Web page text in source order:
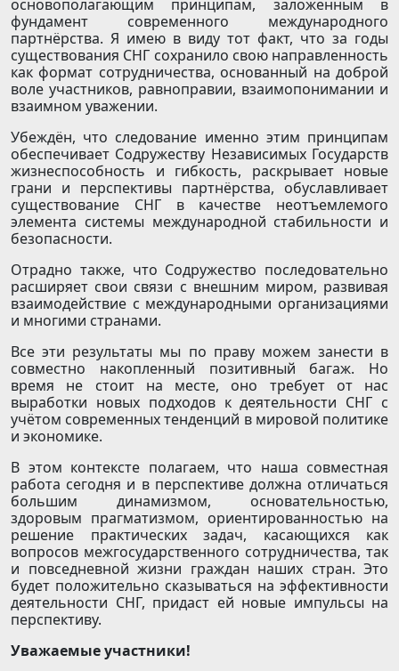
основополагающим принципам, заложенным в
фундамент современного международного
партнёрства. Я имею в виду тот факт, что за годы
существования СНГ сохранило свою направленность
как формат сотрудничества, основанный на доброй
воле участников, равноправии, взаимопонимании и
взаимном уважении.
Убеждён, что следование именно этим принципам
обеспечивает Содружеству Независимых Государств
жизнеспособность и гибкость, раскрывает новые
грани и перспективы партнёрства, обуславливает
существование СНГ в качестве неотъемлемого
элемента системы международной стабильности и
безопасности.
Отрадно также, что Содружество последовательно
расширяет свои связи с внешним миром, развивая
взаимодействие с международными организациями
и многими странами.
Все эти результаты мы по праву можем занести в
совместно накопленный позитивный багаж. Но
время не стоит на месте, оно требует от нас
выработки новых подходов к деятельности СНГ с
учётом современных тенденций в мировой политике
и экономике.
В этом контексте полагаем, что наша совместная
работа сегодня и в перспективе должна отличаться
большим динамизмом, основательностью,
здоровым прагматизмом, ориентированностью на
решение практических задач, касающихся как
вопросов межгосударственного сотрудничества, так
и повседневной жизни граждан наших стран. Это
будет положительно сказываться на эффективности
деятельности СНГ, придаст ей новые импульсы на
перспективу.
Уважаемые участники!